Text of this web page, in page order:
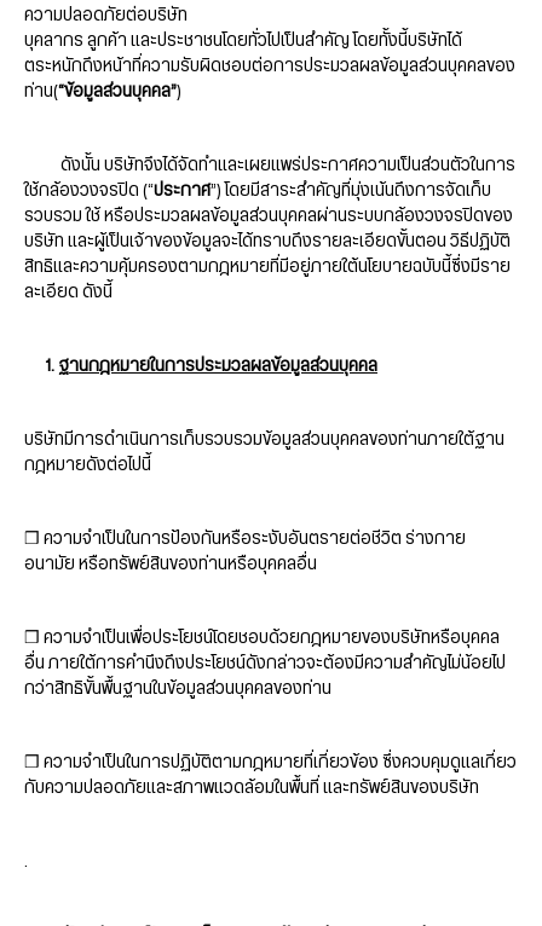
ความปลอดภัยต่อบริษัท
บุคลากร ลูกค้า และประชาชนโดยทั่วไปเป็นสำคัญ โดยทั้งนี้บริษัทได้
ตระหนักถึงหน้าที่ความรับผิดชอบต่อการประมวลผลข้อมูลส่วนบุคคลของ
ท่าน(“ข้อมูลส่วนบุคคล”)
ดังนั้น บริษัทจึงได้จัดทำและเผยแพร่ประกาศความเป็นส่วนตัวในการ
ใช้กล้องวงจรปิด (“ประกาศ”) โดยมีสาระสำคัญที่มุ่งเน้นถึงการจัดเก็บ
รวบรวม ใช้ หรือประมวลผลข้อมูลส่วนบุคคลผ่านระบบกล้องวงจรปิดของ
บริษัท และผู้เป็นเจ้าของข้อมูลจะได้ทราบถึงรายละเอียดขั้นตอน วิธีปฏิบัติ
สิทธิและความคุ้มครองตามกฎหมายที่มีอยู่ภายใต้นโยบายฉบับนี้ซึ่งมีราย
ละเอียด ดังนี้
1. ฐานกฎหมายในการประมวลผลข้อมูลส่วนบุคคล
บริษัทมีการดำเนินการเก็บรวบรวมข้อมูลส่วนบุคคลของท่านภายใต้ฐาน
กฎหมายดังต่อไปนี้
❒ ความจำเป็นในการป้องกันหรือระงับอันตรายต่อชีวิต ร่างกาย
อนามัย หรือทรัพย์สินของท่านหรือบุคคลอื่น
❒ ความจำเป็นเพื่อประโยชน์โดยชอบด้วยกฎหมายของบริษัทหรือบุคคล
อื่น ภายใต้การคำนึงถึงประโยชน์ดังกล่าวจะต้องมีความสำคัญไม่น้อยไป
กว่าสิทธิขั้นพื้นฐานในข้อมูลส่วนบุคคลของท่าน
❒ ความจำเป็นในการปฏิบัติตามกฎหมายที่เกี่ยวข้อง ซึ่งควบคุมดูแลเกี่ยว
กับความปลอดภัยและสภาพแวดล้อมในพื้นที่ และทรัพย์สินของบริษัท
.